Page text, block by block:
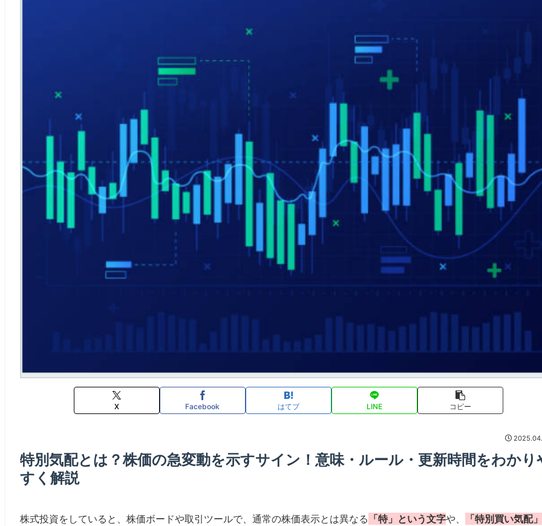
X Facebook はてブ LINE コピー
特別気配とは？株価の急変動を示すサイン！意味・ルール・更新時間をわかり
すく解説
株式投資をしていると、株価ボードや取引ツールで、通常の株価表示とは異なる 「特」という文字や、
「特別買い気配」